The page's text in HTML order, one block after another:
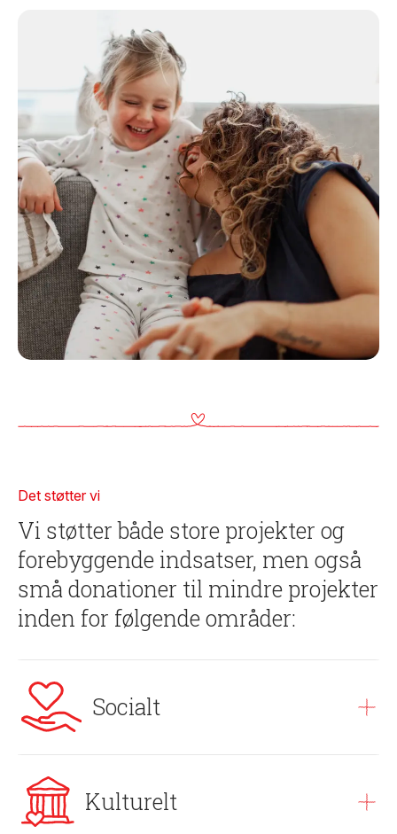
Det støtter vi
Vi støtter både store projekter og
forebyggende indsatser, men også
små donationer til mindre projekter
inden for følgende områder:
Socialt
Fondens største
indsatsområde
Kulturelt